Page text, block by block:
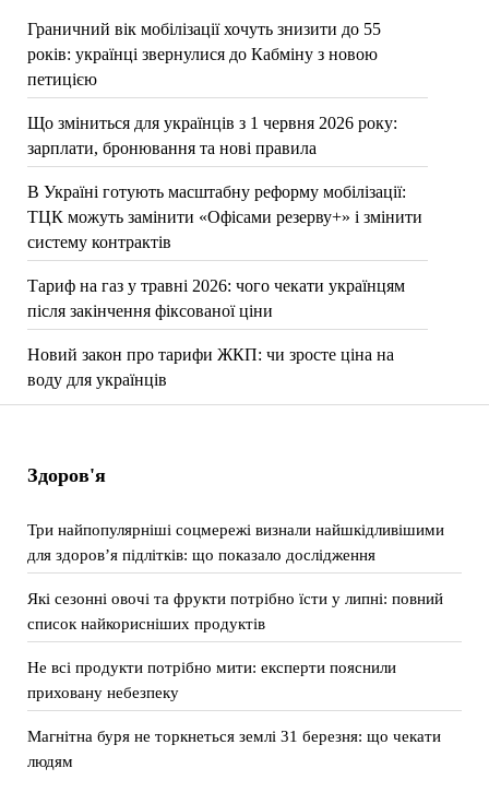
Граничний вік мобілізації хочуть знизити до 55
років: українці звернулися до Кабміну з новою
петицією
Що зміниться для українців з 1 червня 2026 року:
зарплати, бронювання та нові правила
В Україні готують масштабну реформу мобілізації:
ТЦК можуть замінити «Офісами резерву+» і змінити
систему контрактів
Тариф на газ у травні 2026: чого чекати українцям
після закінчення фіксованої ціни
Новий закон про тарифи ЖКП: чи зросте ціна на
воду для українців
Здоров'я
Три найпопулярніші соцмережі визнали найшкідливішими
для здоров’я підлітків: що показало дослідження
Які сезонні овочі та фрукти потрібно їсти у липні: повний
список найкорисніших продуктів
Не всі продукти потрібно мити: експерти пояснили
приховану небезпеку
Магнітна буря не торкнеться землі 31 березня: що чекати
людям